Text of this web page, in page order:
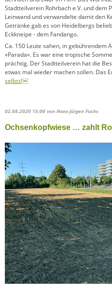
Stadtteilverein Rohrbach e.V. und dem
Leinwand und verwandelte damit den
Getränke gab es von Heidelbergs
Eckkneipe - dem Fandango.
Ca. 150 Leute sahen, in gebührendem
«Parada«. Es war eine tropische
prächtig. Der Stadtteilverein hat die
etwas mal wieder machen sollen. Das
selbst!￼
02.08.2020 15:00 von Hans-Jürgen Fuchs
Ochsenkopfwiese … zahlt